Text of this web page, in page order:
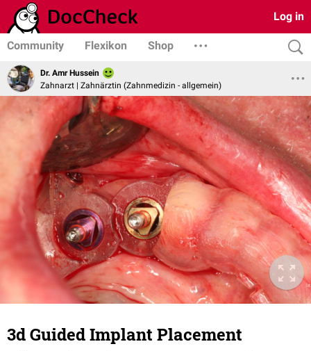
Log in
Community Flexikon Shop
Dr. Amr Hussein
Zahnarzt | Zahnärztin (Zahnmedizin - allgemein)
3d Guided Implant Placement